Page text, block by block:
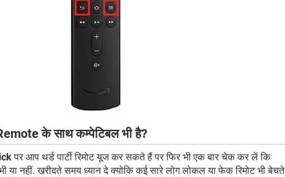
के साथ कम्पेटिबल भी है?
पर आप थर्ड पार्टी रिमोट यूज कर सकते हैं पर फिर भी एक बार चेक कर लें कि
या नहीं. खरीदते समय ध्यान दे क्योकि कई सारे लोग लोकल या फेक रिमोट भी बेचते